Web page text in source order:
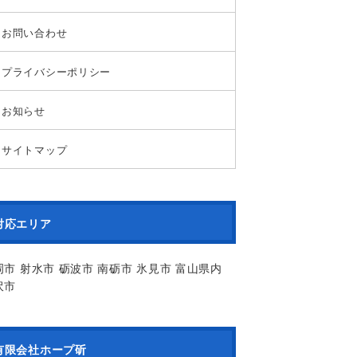
お問い合わせ
プライバシーポリシー
お知らせ
サイトマップ
応エリア
市 射水市 砺波市 南砺市 氷見市 富山県内
市
限会社ホープ斫